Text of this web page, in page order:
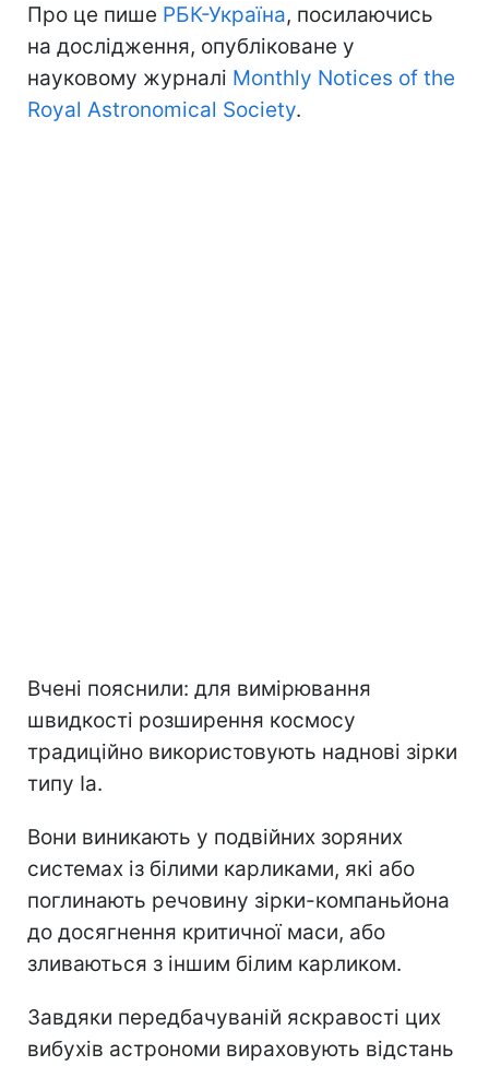
Про це пише РБК-Україна, посилаючись
на дослідження, опубліковане у
науковому журналі Monthly Notices of the
Royal Astronomical Society.
Вчені пояснили: для вимірювання
швидкості розширення космосу
традиційно використовують наднові зірки
типу Ia.
Вони виникають у подвійних зоряних
системах із білими карликами, які або
поглинають речовину зірки-компаньйона
до досягнення критичної маси, або
зливаються з іншим білим карликом.
Завдяки передбачуваній яскравості цих
вибухів астрономи вираховують відстань